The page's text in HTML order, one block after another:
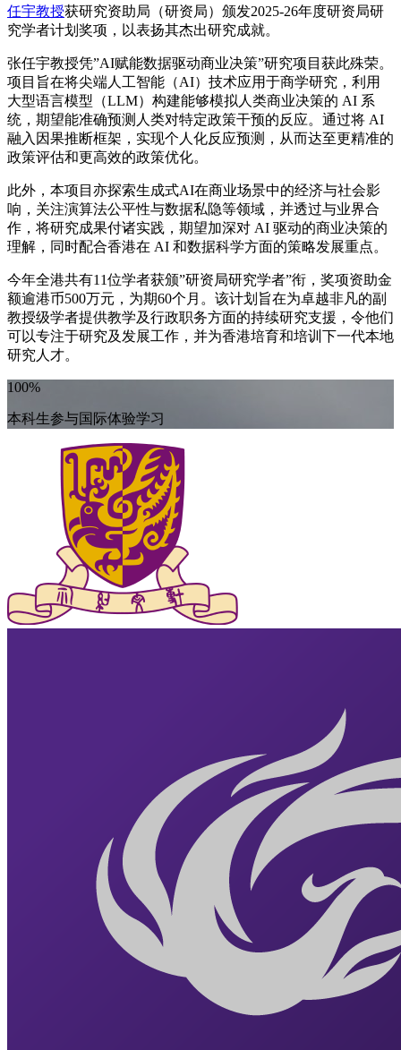
任宇教授获研究资助局（研资局）颁发2025-26年度研资局研
究学者计划奖项，以表扬其杰出研究成就。
张任宇教授凭”AI赋能数据驱动商业决策”研究项目获此殊荣。
项目旨在将尖端人工智能（AI）技术应用于商学研究，利用
大型语言模型（LLM）构建能够模拟人类商业决策的 AI 系
统，期望能准确预测人类对特定政策干预的反应。通过将 AI
融入因果推断框架，实现个人化反应预测，从而达至更精准的
政策评估和更高效的政策优化。
此外，本项目亦探索生成式AI在商业场景中的经济与社会影
响，关注演算法公平性与数据私隐等领域，并透过与业界合
作，将研究成果付诸实践，期望加深对 AI 驱动的商业决策的
理解，同时配合香港在 AI 和数据科学方面的策略发展重点。
今年全港共有11位学者获颁”研资局研究学者”衔，奖项资助金
额逾港币500万元，为期60个月。该计划旨在为卓越非凡的副
教授级学者提供教学及行政职务方面的持续研究支援，令他们
可以专注于研究及发展工作，并为香港培育和培训下一代本地
研究人才。
100%
本科生参与国际体验学习​